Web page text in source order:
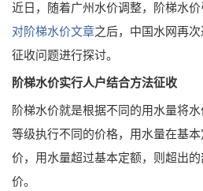
近日，随着广州水价调整，阶梯水
对阶梯水价文章之后，中国水网再
征收问题进行探讨。
阶梯水价实行人户结合方法征收
阶梯水价就是根据不同的用水量将
等级执行不同的价格，用水量在基
价，用水量超过基本定额，则超出
价。